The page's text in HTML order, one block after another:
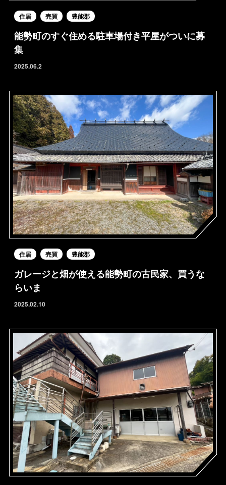
CONTACT
住居 売買 豊能郡
能勢町のすぐ住める駐車場付き平屋がついに募
集
2025.06.2
住居 売買 豊能郡
ガレージと畑が使える能勢町の古民家、買うな
らいま
2025.02.10